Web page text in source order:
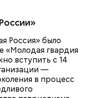
Россия» было
«Молодая гвардия
вступить с 14
—
в процесс
щи, котлеты,